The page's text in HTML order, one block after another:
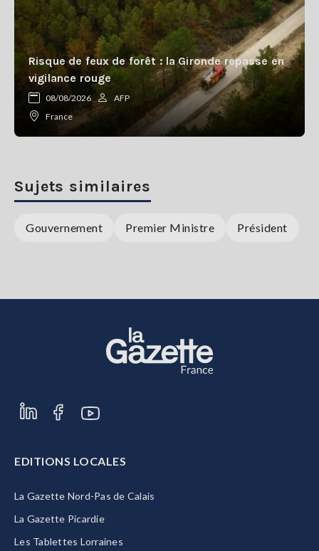
Risque de feux de forêt : la Gironde repasse en
vigilance rouge
08/08/2026
AFP
France
Sujets similaires
Gouvernement Premier Ministre Président
EDITIONS LOCALES
La Gazette Nord-Pas de Calais
La Gazette Picardie
Les Tablettes Lorraines